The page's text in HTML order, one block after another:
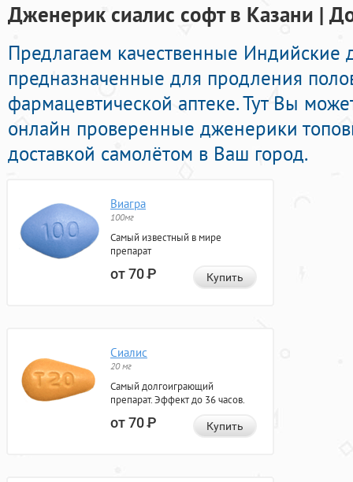
Дженерик сиалис софт в Казани |
Предлагаем качественные Индийские
предназначенные для продления
фармацевтической аптеке. Тут Вы
онлайн проверенные дженерики
доставкой самолётом в Ваш город.
Виагра
100мг
Самый известный в мире
препарат
от 70Р Купить
Сиалис
20 мг
Самый долгоиграющий
препарат. Эффект до 36 часов.
от 70Р Купить